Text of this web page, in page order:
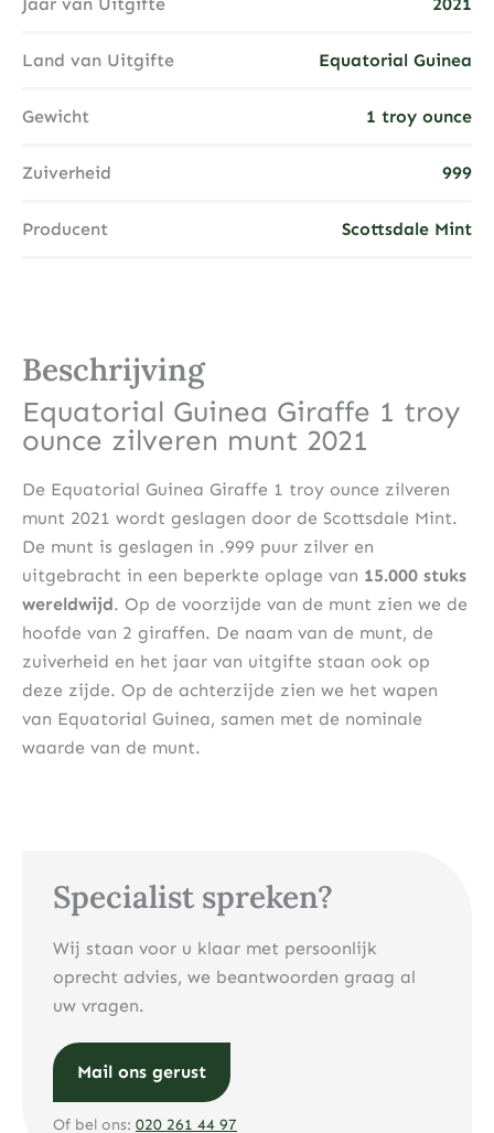
Specialist spreken?
Wij staan voor u klaar met persoonlijk
oprecht advies, we beantwoorden graag al
uw vragen.
Mail ons gerust
Of bel ons: 020 261 44 97
Land van Uitgifte Equatorial Guinea
Gewicht 1 troy ounce
Zuiverheid 999
Producent Scottsdale Mint
Beschrijving
Equatorial Guinea Giraffe 1 troy
ounce zilveren munt 2021
De Equatorial Guinea Giraffe 1 troy ounce zilveren
munt 2021 wordt geslagen door de Scottsdale Mint.
De munt is geslagen in .999 puur zilver en
uitgebracht in een beperkte oplage van 15.000 stuks
wereldwijd. Op de voorzijde van de munt zien we de
hoofde van 2 giraffen. De naam van de munt, de
zuiverheid en het jaar van uitgifte staan ​​ook op
deze zijde. Op de achterzijde zien we het wapen
van Equatorial Guinea, samen met de nominale
waarde van de munt.